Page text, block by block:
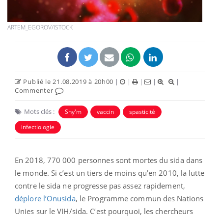
ARTEM_EGOROV/ISTOCK
Publié le 21.08.2019 à 20h00 | | | |
|
Commenter
Mots clés : Shy'm vaccin
spasticité
infectiologie
En 2018, 770 000 personnes sont mortes du sida dans
le monde. Si c’est un tiers de moins qu’en 2010, la lutte
contre le sida ne progresse pas assez rapidement,
déplore l’Onusida, le Programme commun des Nations
Unies sur le VIH/sida. C’est pourquoi, les chercheurs